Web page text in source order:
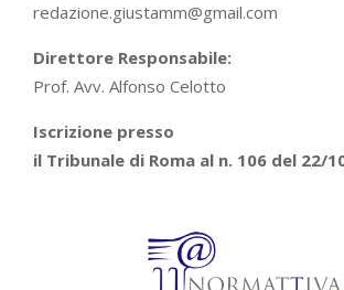
redazione.giustamm@gmail.com
Direttore Responsabile:
Prof. Avv. Alfonso Celotto
Iscrizione presso
il Tribunale di Roma al n. 106 del 22/